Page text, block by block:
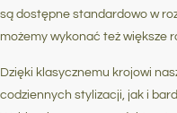
są dostępne standardowo w
możemy wykonać też większe
Dzięki klasycznemu krojowi
codziennych stylizacji, jak i